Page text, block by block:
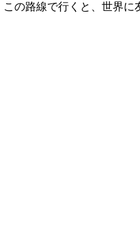
の路線で行くと、世界